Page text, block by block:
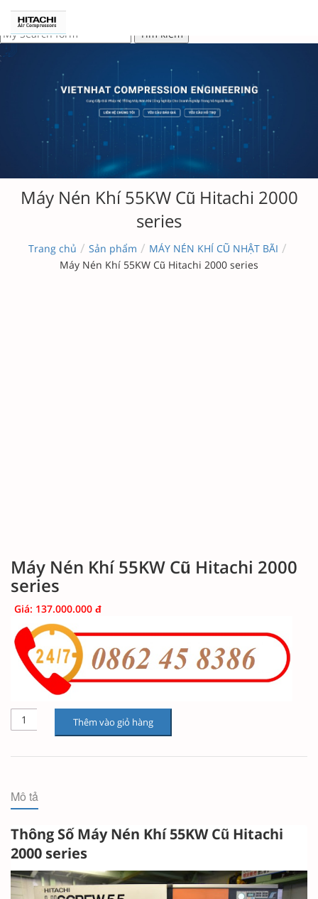
Máy Nén Khí 55KW Cũ Hitachi 2000
series
Trang chủ / Sản phẩm / MÁY NÉN KHÍ CŨ NHẬT BÃI /
Máy Nén Khí 55KW Cũ Hitachi 2000 series
Máy Nén Khí 55KW Cũ Hitachi 2000
series
Giá: 137.000.000 đ
Thêm vào giỏ hàng
Mô tả
Thông Số Máy Nén Khí 55KW Cũ Hitachi
2000 series